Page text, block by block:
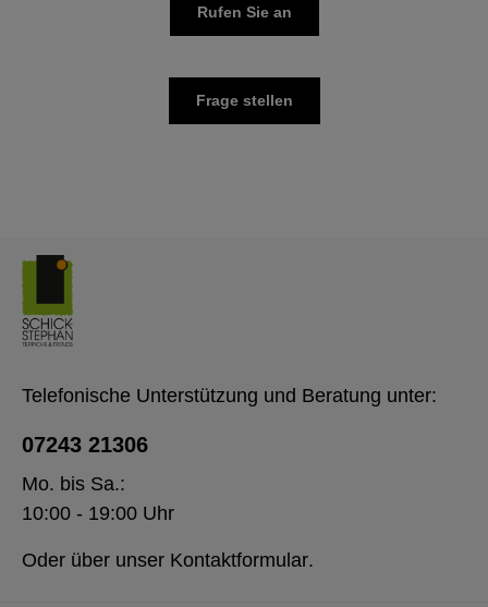
Rufen Sie an
Frage stellen
Telefonische Unterstützung und Beratung unter:
07243 21306
Mo. bis Sa.:
10:00 - 19:00 Uhr
Oder über unser Kontaktformular.